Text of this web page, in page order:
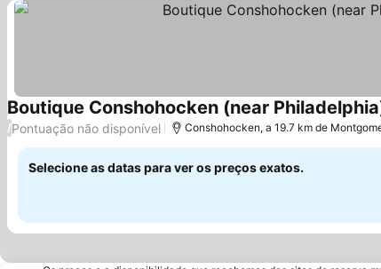
Boutique Conshohocken (near
/Pontuação não disponível Conshohocken, a 19.7 km de
Selecione as datas para ver os preços exatos.